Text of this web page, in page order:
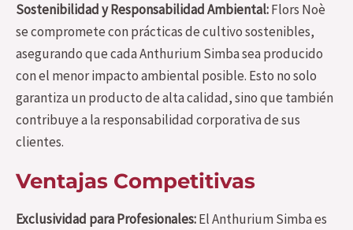
Sostenibilidad y Responsabilidad Ambiental:Flors Noè
se compromete con prácticas de cultivo sostenibles,
asegurando que cada Anthurium Simba sea producido
con el menor impacto ambiental posible. Esto no solo
garantiza un producto de alta calidad, sino que también
contribuye a la responsabilidad corporativa de sus
clientes.
Ventajas Competitivas
Exclusividad para Profesionales:El Anthurium Simba es